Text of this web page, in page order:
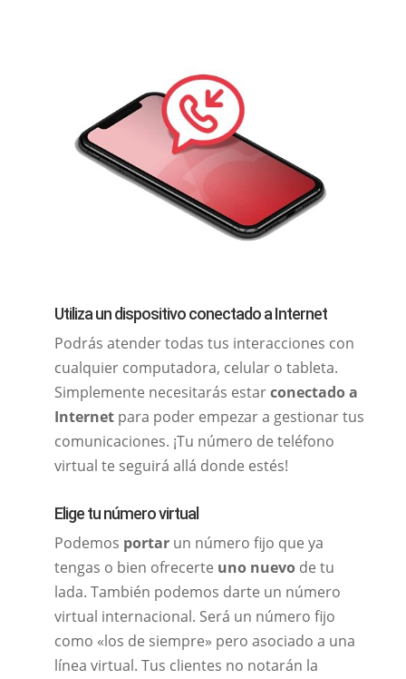
Utiliza un dispositivo conectado a Internet
Podrás atender todas tus interacciones con
cualquier computadora, celular o tableta.
Simplemente necesitarás estarconectado a
Internetpara poder empezar a gestionar tus
comunicaciones. ¡Tu número de teléfono
virtual te seguirá allá donde estés!
Elige tu número virtual
Podemos portarun número fijo que ya
tengas o bien ofrecerte uno nuevo de tu
lada. También podemos darte un número
virtual internacional. Será un número fijo
como «los de siempre» pero asociado a una
línea virtual. Tus clientes no notarán la